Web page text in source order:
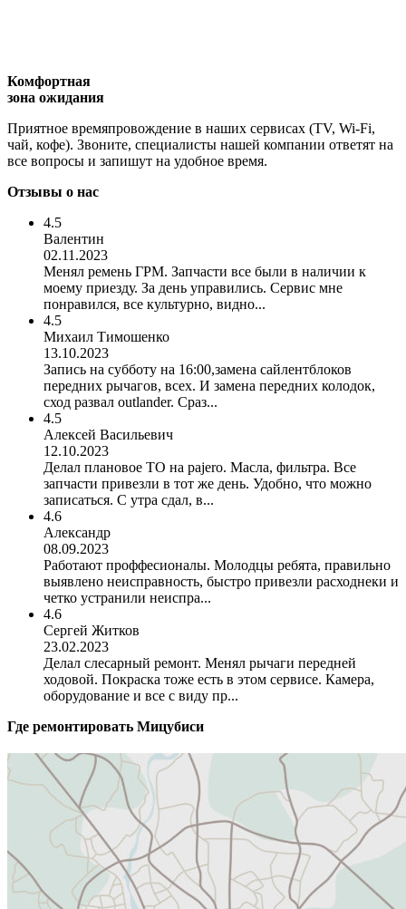
Комфортная
зона ожидания
Приятное времяпровождение в наших сервисах (TV, Wi-Fi,
чай, кофе). Звоните, специалисты нашей компании ответят на
все вопросы и запишут на удобное время.
Отзывы о нас
4.5
Валентин
02.11.2023
Менял ремень ГРМ. Запчасти все были в наличии к
моему приезду. За день управились. Сервис мне
понравился, все культурно, видно...
4.5
Михаил Тимошенко
13.10.2023
Запись на субботу на 16:00,замена сайлентблоков
передних рычагов, всех. И замена передних колодок,
сход развал outlander. Сраз...
4.5
Алексей Васильевич
12.10.2023
Делал плановое ТО на pajero. Масла, фильтра. Все
запчасти привезли в тот же день. Удобно, что можно
записаться. С утра сдал, в...
4.6
Александр
08.09.2023
Работают проффесионалы. Молодцы ребята, правильно
выявлено неисправность, быстро привезли расходнеки и
четко устранили неиспра...
4.6
Сергей Житков
23.02.2023
Делал слесарный ремонт. Менял рычаги передней
ходовой. Покраска тоже есть в этом сервисе. Камера,
оборудование и все с виду пр...
Где ремонтировать Мицубиси